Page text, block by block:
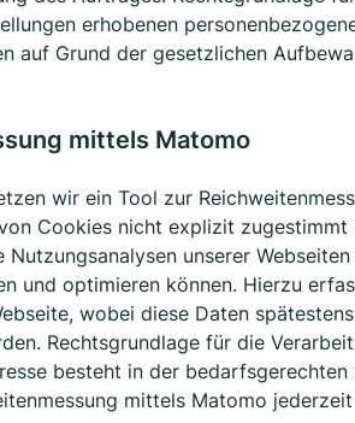
erhobenen
auf Grund der gesetzlichen
mittels Matomo
wir ein Tool zur
Cookies nicht explizit
unserer
und optimieren können. Hierzu
wobei diese Daten
Rechtsgrundlage für die
besteht in der
mittels Matomo